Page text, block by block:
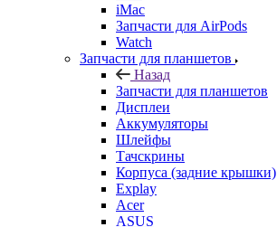
iMac
Запчасти для AirPods
Watch
Запчасти для планшетов
Назад
Запчасти для планшетов
Дисплеи
Аккумуляторы
Шлейфы
Тачскрины
Корпуса (задние крышки)
Explay
Acer
ASUS